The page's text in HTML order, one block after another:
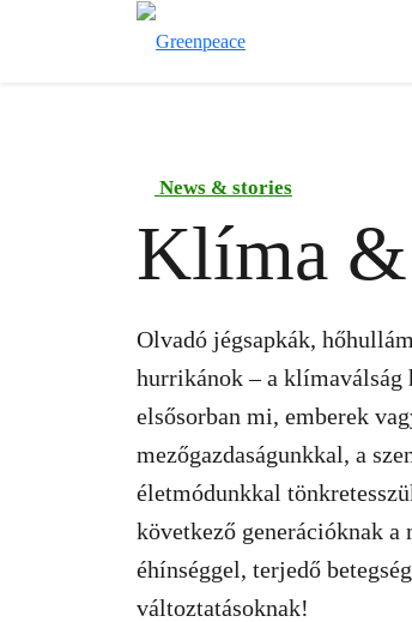
News & stories
Klíma &
Olvadó jégsapkák,
hurrikánok – a klímaválság
elsősorban mi, emberek
mezőgazdaságunkkal, a
életmódunkkal
következő generációknak
éhínséggel, terjedő
változtatásoknak!